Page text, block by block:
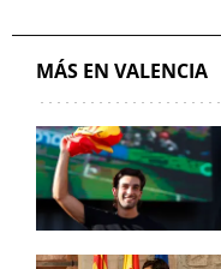
MÁS EN VALENCIA